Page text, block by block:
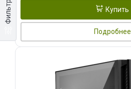
Фильтр Купить
Подробнее